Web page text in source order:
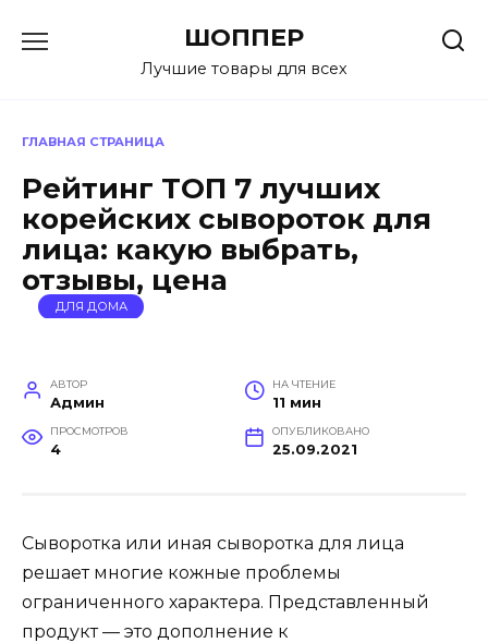
ШОППЕР
Лучшие товары для всех
ГЛАВНАЯ СТРАНИЦА
Рейтинг ТОП 7 лучших
корейских сывороток для
лица: какую выбрать,
отзывы, цена
ДЛЯ ДОМА
АВТОР
Админ
НА ЧТЕНИЕ
11 мин
ПРОСМОТРОВ
4
ОПУБЛИКОВАНО
25.09.2021
Сыворотка или иная сыворотка для лица
решает многие кожные проблемы
ограниченного характера. Представленный
продукт — это дополнение к